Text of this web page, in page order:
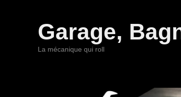
Garage,
La mécanique qui roll